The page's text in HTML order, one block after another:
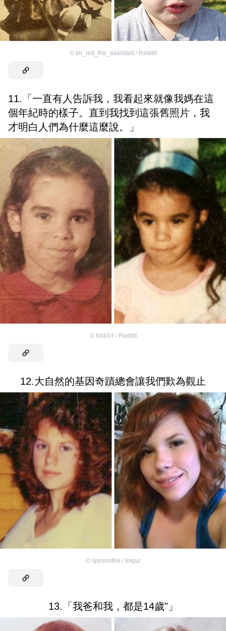
© Im_not_the_assistant / Reddit
11.「一直有人告訴我，我看起來就像我媽在這
個年紀時的樣子。直到我找到這張舊照片，我
才明白人們為什麼這麼說。」
© Nidi14 / Reddit
12.大自然的基因奇蹟總會讓我們歎為觀止
© spinninfire / Imgur
13.「我爸和我，都是14歲"」